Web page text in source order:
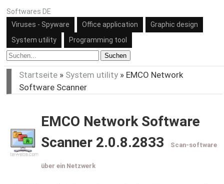
Softwares DE
Viruses - Spyware
Office application
Graphic design
System utility
Programming tool
Suchen
Startseite » System utility » EMCO Network
Software Scanner
EMCO Network Software
Scanner 2.0.8.2833
Scan-software
über ein Netzwerk